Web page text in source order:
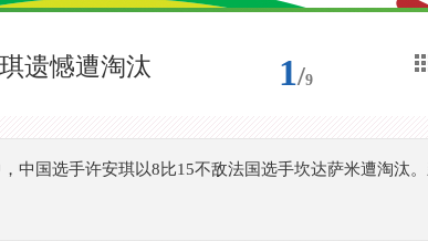
遗憾遭淘汰 1/9
中国选手许安琪以8比15不敌法国选手坎达萨米遭淘汰